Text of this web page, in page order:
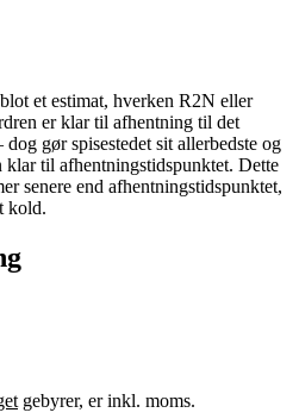
et estimat, hverken R2N eller
er klar til afhentning til det
gør spisestedet sit allerbedste og
klar til afhentningstidspunktet. Dette
senere end afhentningstidspunktet,
kold.
gebyrer, er inkl. moms.